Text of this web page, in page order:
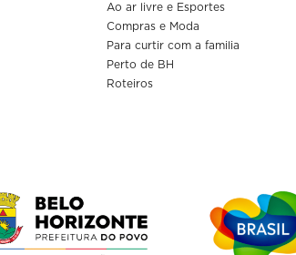
Ao ar livre e Esportes
Compras e Moda
Para curtir com a familia
Perto de BH
Roteiros